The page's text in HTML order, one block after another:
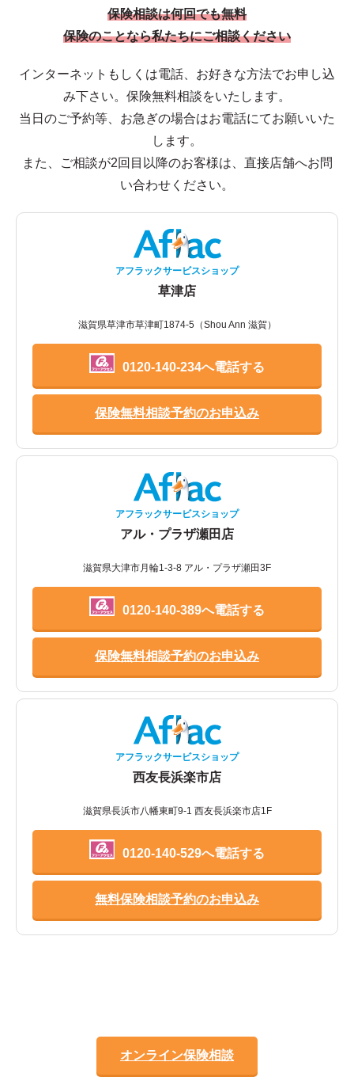
保険相談は何回でも無料
保険のことなら私たちにご相談ください
インターネットもしくは電話、お好きな方法でお申し込
み下さい。保険無料相談をいたします。
当日のご予約等、お急ぎの場合はお電話にてお願いいた
します。
また、ご相談が2回目以降のお客様は、直接店舗へお問
い合わせください。
アフラックサービスショップ
草津店
滋賀県草津市草津町1874-5（Shou Ann 滋賀）
0120-140-234へ電話する
保険無料相談予約のお申込み
アフラックサービスショップ
アル・プラザ瀬田店
滋賀県大津市月輪1-3-8 アル・プラザ瀬田3F
0120-140-389へ電話する
保険無料相談予約のお申込み
アフラックサービスショップ
西友長浜楽市店
滋賀県長浜市八幡東町9-1 西友長浜楽市店1F
0120-140-529へ電話する
無料保険相談予約のお申込み
オンライン保険相談